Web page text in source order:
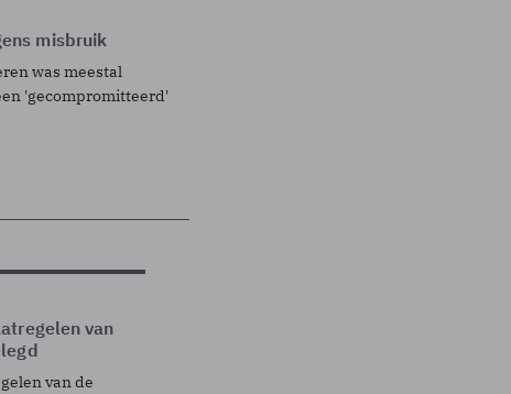
misbruik
was meestal
'gecompromitteerd'
van
van de